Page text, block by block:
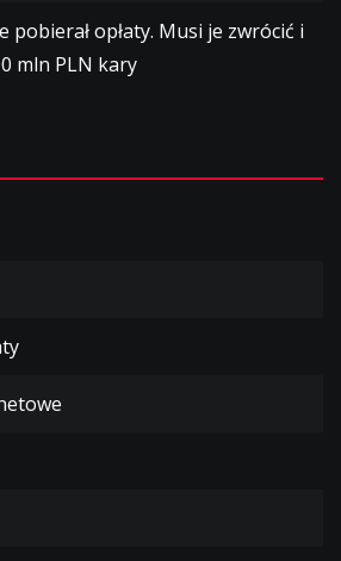
pobierał opłaty. Musi je zwrócić i
mln PLN kary